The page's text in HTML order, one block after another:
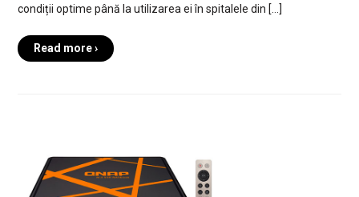
condiții optime până la utilizarea ei în spitalele din […]
Read more ›